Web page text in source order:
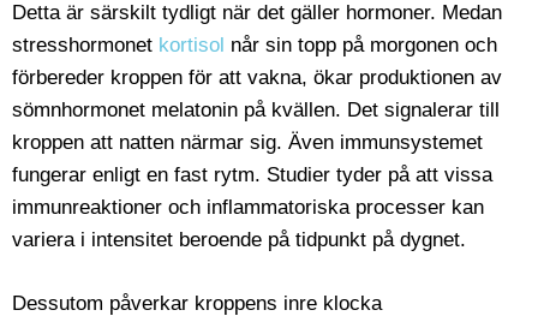
Detta är särskilt tydligt när det gäller hormoner. Medan
stresshormonet kortisol når sin topp på morgonen och
förbereder kroppen för att vakna, ökar produktionen av
sömnhormonet melatonin på kvällen. Det signalerar till
kroppen att natten närmar sig. Även immunsystemet
fungerar enligt en fast rytm. Studier tyder på att vissa
immunreaktioner och inflammatoriska processer kan
variera i intensitet beroende på tidpunkt på dygnet.
Dessutom påverkar kroppens inre klocka